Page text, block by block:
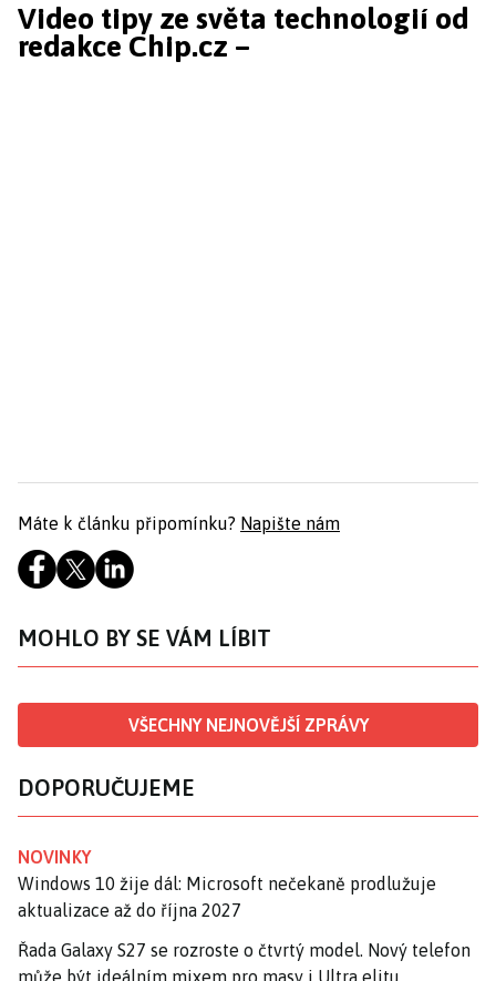
Video tipy ze světa technologií od
redakce Chip.cz –
Máte k článku připomínku? Napište nám
MOHLO BY SE VÁM LÍBIT
VŠECHNY NEJNOVĚJŠÍ ZPRÁVY
DOPORUČUJEME
NOVINKY
Windows 10 žije dál: Microsoft nečekaně prodlužuje
aktualizace až do října 2027
Řada Galaxy S27 se rozroste o čtvrtý model. Nový telefon
může být ideálním mixem pro masy i Ultra elitu